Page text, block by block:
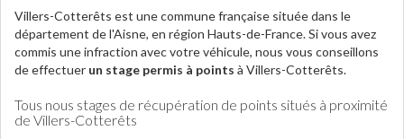
Villers-Cotterêts est une commune française située dans le
département de l'Aisne, en région Hauts-de-France. Si vous avez
commis une infraction avec votre véhicule, nous vous conseillons
de effectuer un stage permis à points à Villers-Cotterêts.
Tous nous stages de récupération de points situés à proximité
de Villers-Cotterêts